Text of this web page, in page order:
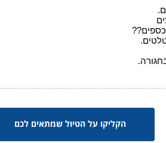
הקליקו על הטיול שמתאים לכם